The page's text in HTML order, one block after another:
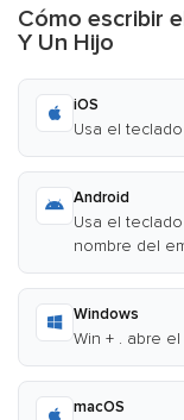
Cómo escribir
Y Un Hijo
iOS
Usa el
Android
Usa el
nombre del
Windows
Win + . abre
macOS